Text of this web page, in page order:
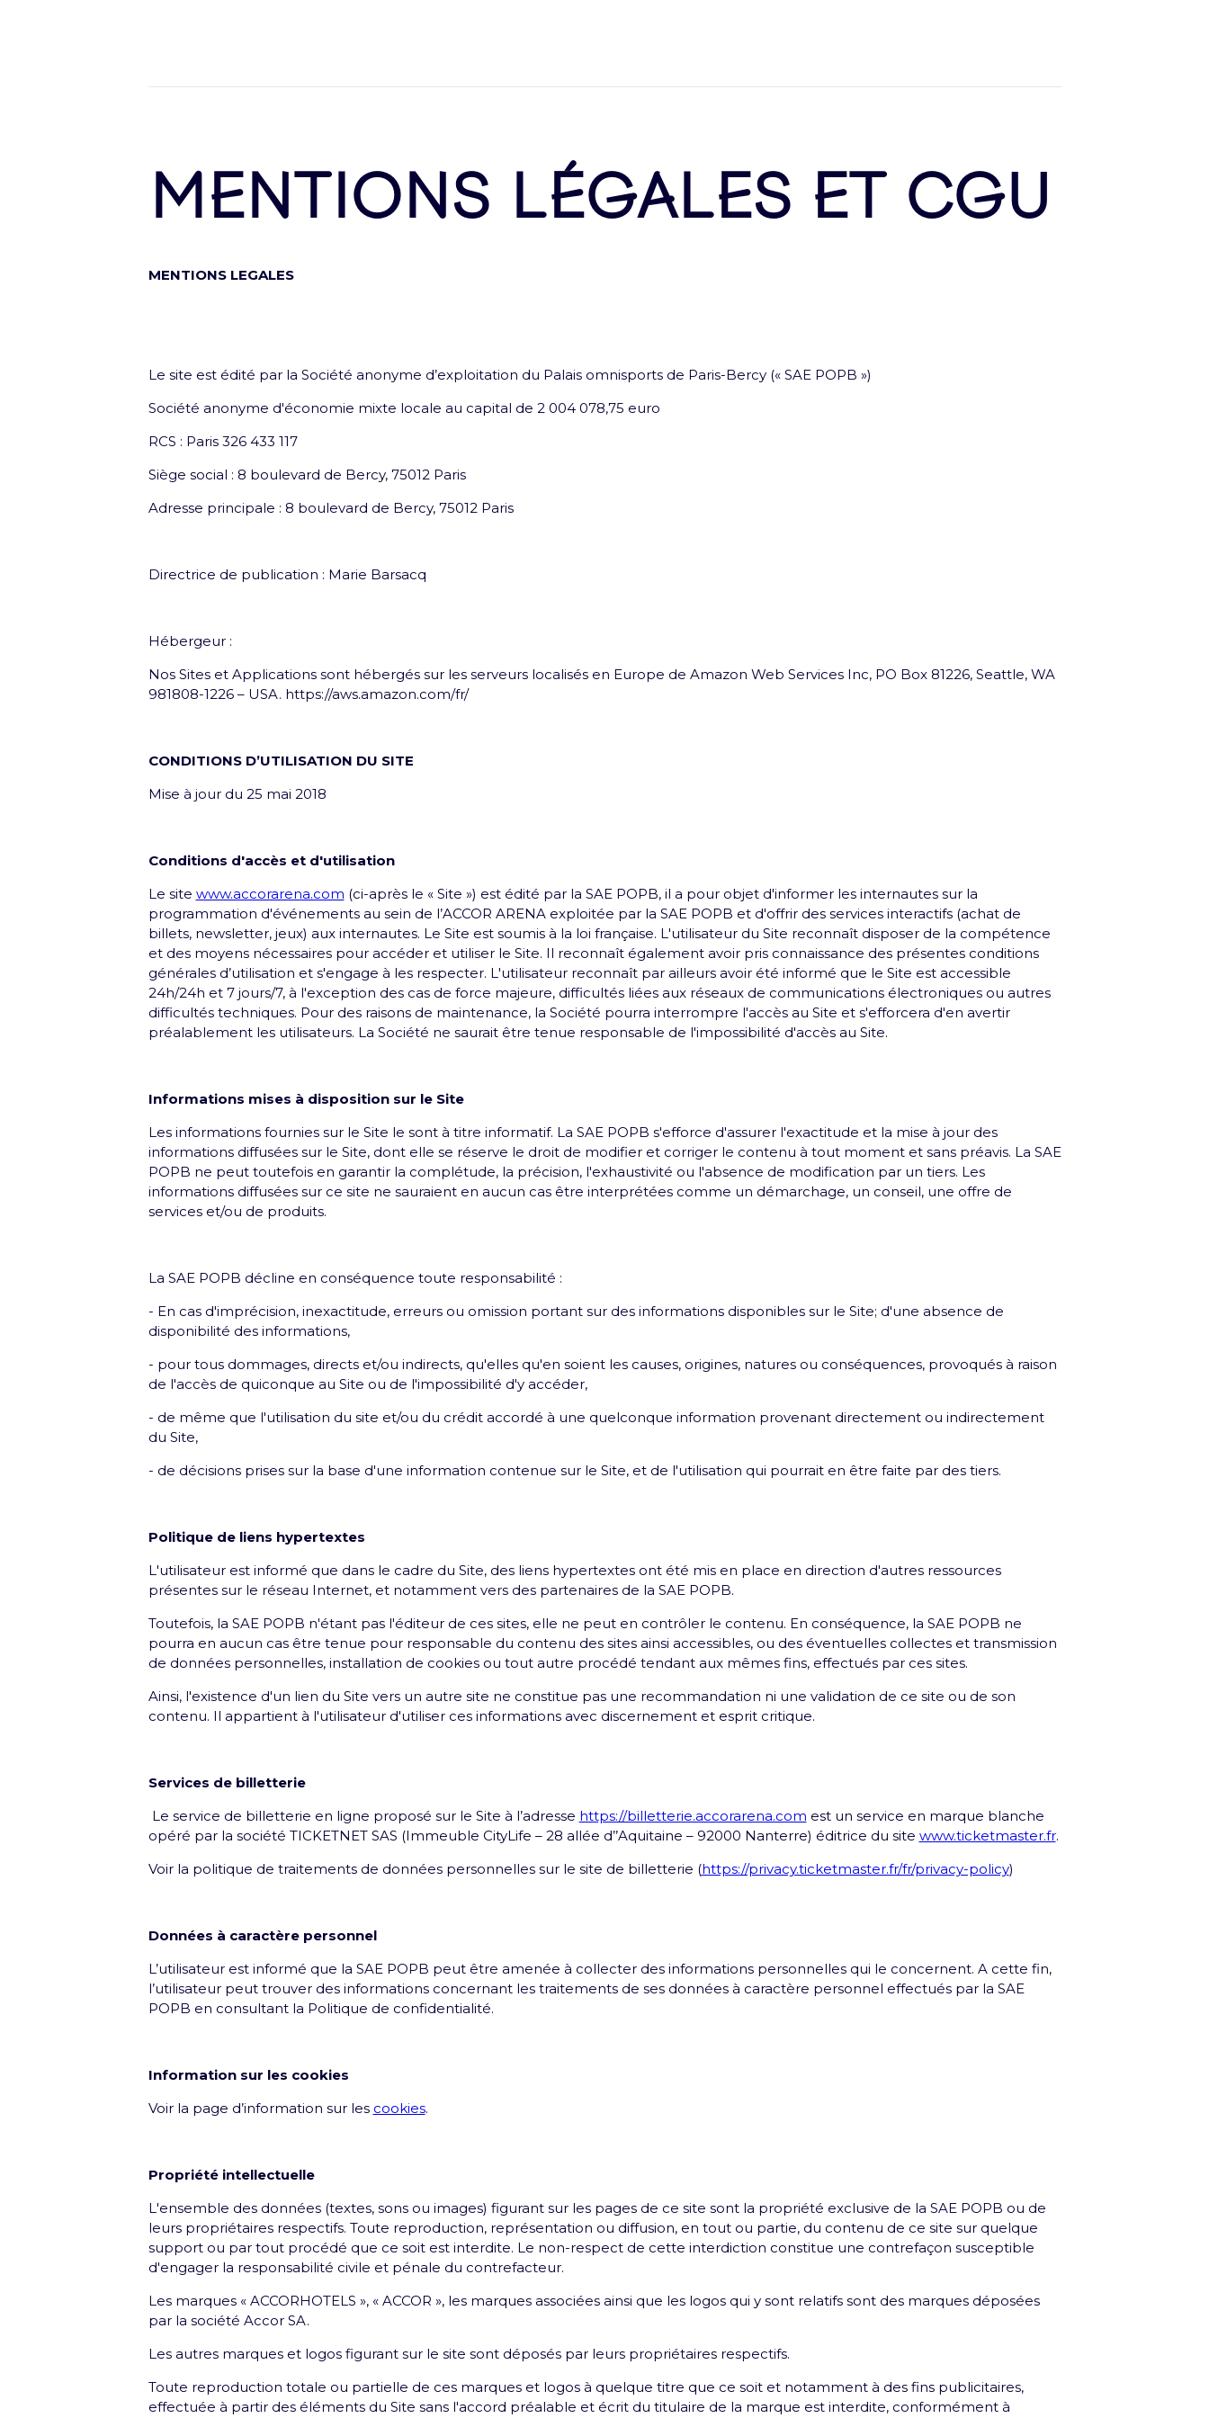
Nouveauté : e-Carte cadeau
Offrez le meilleur de l'Accor Arena à vos proches grâce à la e-Carte cadeau
Newsletter
Nos Partenaires
Groupe
L’Accor Arena est une salle du groupe Paris Entertainment
Mentions légales et CGU Politique de confidentialité Rejoins la team Politique RSE Déclaration d'accessibilité
MENTIONS LÉGALES ET CGU
MENTIONS LEGALES
Le site est édité par la Société anonyme d’exploitation du Palais omnisports de Paris-Bercy (« SAE POPB »)
Société anonyme d'économie mixte locale au capital de 2 004 078,75 euro
RCS : Paris 326 433 117
Siège social : 8 boulevard de Bercy, 75012 Paris
Adresse principale : 8 boulevard de Bercy, 75012 Paris
Directrice de publication : Marie Barsacq
Hébergeur :
Nos Sites et Applications sont hébergés sur les serveurs localisés en Europe de Amazon Web Services Inc, PO Box 81226, Seattle, WA
981808-1226 – USA. https://aws.amazon.com/fr/
CONDITIONS D’UTILISATION DU SITE
Mise à jour du 25 mai 2018
Conditions d'accès et d'utilisation
Le site www.accorarena.com (ci-après le « Site ») est édité par la SAE POPB, il a pour objet d'informer les internautes sur la
programmation d'événements au sein de l’ACCOR ARENA exploitée par la SAE POPB et d'offrir des services interactifs (achat de
billets, newsletter, jeux) aux internautes. Le Site est soumis à la loi française. L'utilisateur du Site reconnaît disposer de la compétence
et des moyens nécessaires pour accéder et utiliser le Site. Il reconnaît également avoir pris connaissance des présentes conditions
générales d’utilisation et s'engage à les respecter. L'utilisateur reconnaît par ailleurs avoir été informé que le Site est accessible
24h/24h et 7 jours/7, à l'exception des cas de force majeure, difficultés liées aux réseaux de communications électroniques ou autres
difficultés techniques. Pour des raisons de maintenance, la Société pourra interrompre l'accès au Site et s'efforcera d'en avertir
préalablement les utilisateurs. La Société ne saurait être tenue responsable de l'impossibilité d'accès au Site.
Informations mises à disposition sur le Site
Les informations fournies sur le Site le sont à titre informatif. La SAE POPB s'efforce d'assurer l'exactitude et la mise à jour des
informations diffusées sur le Site, dont elle se réserve le droit de modifier et corriger le contenu à tout moment et sans préavis. La SAE
POPB ne peut toutefois en garantir la complétude, la précision, l'exhaustivité ou l'absence de modification par un tiers. Les
informations diffusées sur ce site ne sauraient en aucun cas être interprétées comme un démarchage, un conseil, une offre de
services et/ou de produits.
La SAE POPB décline en conséquence toute responsabilité :
- En cas d'imprécision, inexactitude, erreurs ou omission portant sur des informations disponibles sur le Site; d'une absence de
disponibilité des informations,
- pour tous dommages, directs et/ou indirects, qu'elles qu'en soient les causes, origines, natures ou conséquences, provoqués à raison
de l'accès de quiconque au Site ou de l'impossibilité d'y accéder,
- de même que l'utilisation du site et/ou du crédit accordé à une quelconque information provenant directement ou indirectement
du Site,
- de décisions prises sur la base d'une information contenue sur le Site, et de l'utilisation qui pourrait en être faite par des tiers.
Politique de liens hypertextes
L'utilisateur est informé que dans le cadre du Site, des liens hypertextes ont été mis en place en direction d'autres ressources
présentes sur le réseau Internet, et notamment vers des partenaires de la SAE POPB.
Toutefois, la SAE POPB n'étant pas l'éditeur de ces sites, elle ne peut en contrôler le contenu. En conséquence, la SAE POPB ne
pourra en aucun cas être tenue pour responsable du contenu des sites ainsi accessibles, ou des éventuelles collectes et transmission
de données personnelles, installation de cookies ou tout autre procédé tendant aux mêmes fins, effectués par ces sites.
Ainsi, l'existence d'un lien du Site vers un autre site ne constitue pas une recommandation ni une validation de ce site ou de son
contenu. Il appartient à l'utilisateur d'utiliser ces informations avec discernement et esprit critique.
Services de billetterie
Le service de billetterie en ligne proposé sur le Site à l’adresse https://billetterie.accorarena.com est un service en marque blanche
opéré par la société TICKETNET SAS (Immeuble CityLife – 28 allée d’’Aquitaine – 92000 Nanterre) éditrice du site www.ticketmaster.fr.
Voir la politique de traitements de données personnelles sur le site de billetterie (https://privacy.ticketmaster.fr/fr/privacy-policy)
Données à caractère personnel
L’utilisateur est informé que la SAE POPB peut être amenée à collecter des informations personnelles qui le concernent. A cette fin,
l’utilisateur peut trouver des informations concernant les traitements de ses données à caractère personnel effectués par la SAE
POPB en consultant la Politique de confidentialité.
Information sur les cookies
Voir la page d’information sur les cookies.
Propriété intellectuelle
L'ensemble des données (textes, sons ou images) figurant sur les pages de ce site sont la propriété exclusive de la SAE POPB ou de
leurs propriétaires respectifs. Toute reproduction, représentation ou diffusion, en tout ou partie, du contenu de ce site sur quelque
support ou par tout procédé que ce soit est interdite. Le non-respect de cette interdiction constitue une contrefaçon susceptible
d'engager la responsabilité civile et pénale du contrefacteur.
Les marques « ACCORHOTELS », « ACCOR », les marques associées ainsi que les logos qui y sont relatifs sont des marques déposées
par la société Accor SA.
Les autres marques et logos figurant sur le site sont déposés par leurs propriétaires respectifs.
Toute reproduction totale ou partielle de ces marques et logos à quelque titre que ce soit et notamment à des fins publicitaires,
effectuée à partir des éléments du Site sans l'accord préalable et écrit du titulaire de la marque est interdite, conformément à